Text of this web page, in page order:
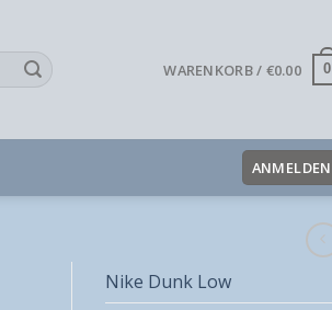
WARENKORB / €0.00 0
ANMELDEN
Nike Dunk Low